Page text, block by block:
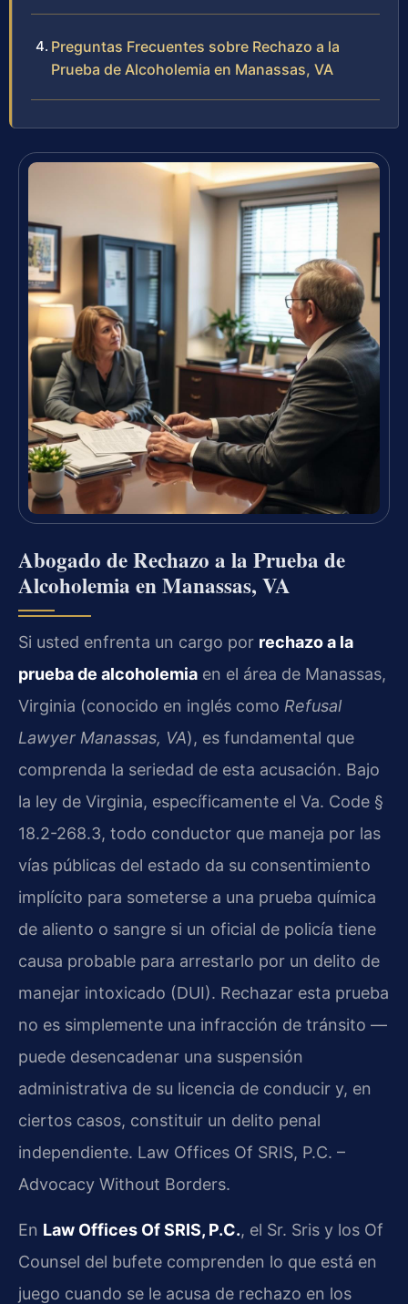
Preguntas Frecuentes sobre Rechazo a la
Prueba de Alcoholemia en Manassas, VA
Abogado de Rechazo a la Prueba de
Alcoholemia en Manassas, VA
Si usted enfrenta un cargo por rechazo a la
prueba de alcoholemia en el área de Manassas,
Virginia (conocido en inglés como Refusal
Lawyer Manassas, VA), es fundamental que
comprenda la seriedad de esta acusación. Bajo
la ley de Virginia, específicamente el Va. Code §
18.2-268.3, todo conductor que maneja por las
vías públicas del estado da su consentimiento
implícito para someterse a una prueba química
de aliento o sangre si un oficial de policía tiene
causa probable para arrestarlo por un delito de
manejar intoxicado (DUI). Rechazar esta prueba
no es simplemente una infracción de tránsito —
puede desencadenar una suspensión
administrativa de su licencia de conducir y, en
ciertos casos, constituir un delito penal
independiente. Law Offices Of SRIS, P.C. –
Advocacy Without Borders.
En Law Offices Of SRIS, P.C., el Sr. Sris y los Of
Counsel del bufete comprenden lo que está en
juego cuando se le acusa de rechazo en los